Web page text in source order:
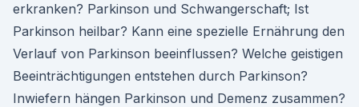
erkranken? Parkinson und Schwangerschaft; Ist
Parkinson heilbar? Kann eine spezielle Ernährung den
Verlauf von Parkinson beeinflussen? Welche geistigen
Beeinträchtigungen entstehen durch Parkinson?
Inwiefern hängen Parkinson und Demenz zusammen?